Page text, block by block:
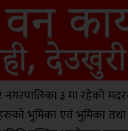
३ मा रहेको
भुमिका एवं भुमिका